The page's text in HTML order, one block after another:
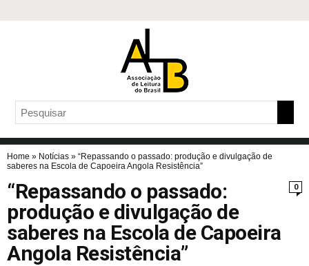
Home » Notícias » “Repassando o passado: produção e divulgação de
saberes na Escola de Capoeira Angola Resistência”
0
“Repassando o passado:
produção e divulgação de
saberes na Escola de Capoeira
Angola Resistência”